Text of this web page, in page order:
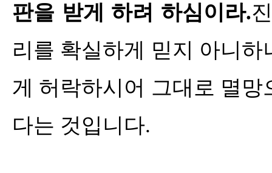
판을 받게 하려 하심이라.
리를 확실하게 믿지 아니
게 허락하시어 그대로 멸망
다는 것입니다.